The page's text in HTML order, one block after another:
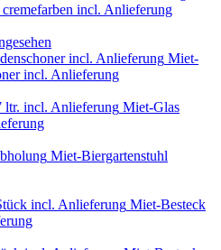
incl. Anlieferung
Miet-
incl. Anlieferung
Miet-Glas
Miet-Biergartenstuhl
Miet-Besteck